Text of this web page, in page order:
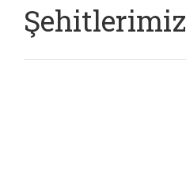
Şehitlerimiz